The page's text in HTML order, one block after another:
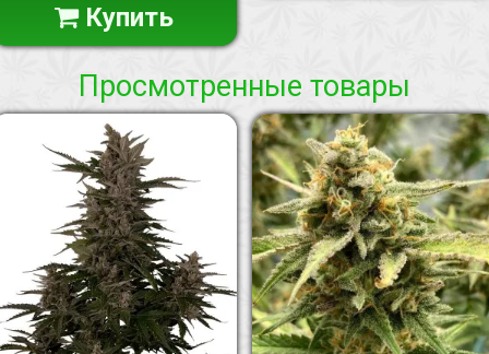
Купить
Просмотренные товары